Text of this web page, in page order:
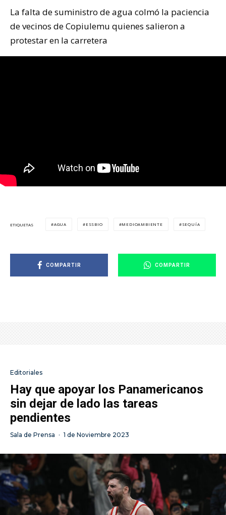
La falta de suministro de agua colmó la paciencia
de vecinos de Copiulemu quienes salieron a
protestar en la carretera
ETIQUETAS AGUA ESSBIO MEDIOAMBIENTE SEQUÍA
COMPARTIR COMPARTIR
Editoriales
Hay que apoyar los Panamericanos
sin dejar de lado las tareas
pendientes
Sala de Prensa · 1 de Noviembre 2023